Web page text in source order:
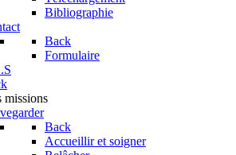
Bibliographie
Back
Formulaire
missions
Back
Accueillir et soigner